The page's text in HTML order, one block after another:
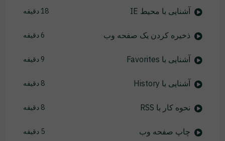
آشنایی با محیط IE 18 دقیقه
ذخیره کردن یک صفحه وب 6 دقیقه
آشنایی با Favorites 9 دقیقه
آشنایی با History 8 دقیقه
نحوه کار با RSS 8 دقیقه
چاپ صفحه وب 5 دقیقه